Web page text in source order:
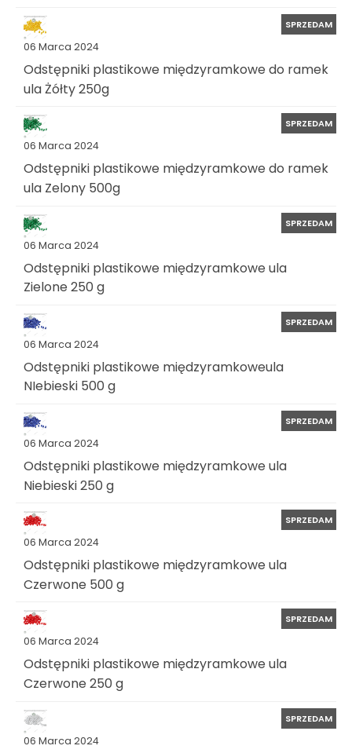
06 Marca 2024
SPRZEDAM
Odstępniki plastikowe międzyramkowe do ramek
ula Żółty 250g
06 Marca 2024
SPRZEDAM
Odstępniki plastikowe międzyramkowe do ramek
ula Zelony 500g
06 Marca 2024
SPRZEDAM
Odstępniki plastikowe międzyramkowe ula
Zielone 250 g
06 Marca 2024
SPRZEDAM
Odstępniki plastikowe międzyramkoweula
NIebieski 500 g
06 Marca 2024
SPRZEDAM
Odstępniki plastikowe międzyramkowe ula
Niebieski 250 g
06 Marca 2024
SPRZEDAM
Odstępniki plastikowe międzyramkowe ula
Czerwone 500 g
06 Marca 2024
SPRZEDAM
Odstępniki plastikowe międzyramkowe ula
Czerwone 250 g
06 Marca 2024
SPRZEDAM